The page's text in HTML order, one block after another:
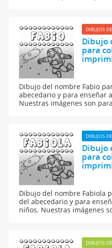
DIBUJOS
Dibujo
para
Dibujo del nombre Fabio
abecedario y para enseñar
Nuestras imágenes son
DIBUJOS
Dibujo
para
Dibujo del nombre Fabiola
del abecedario y para
niños. Nuestras imágenes
DIBUJOS